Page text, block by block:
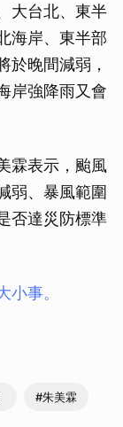
大台北、東半
海岸、東半部
於晚間減弱，
岸強降雨又會
霖表示，颱風
弱、暴風範圍
否達災防標準
事。
#朱美霖